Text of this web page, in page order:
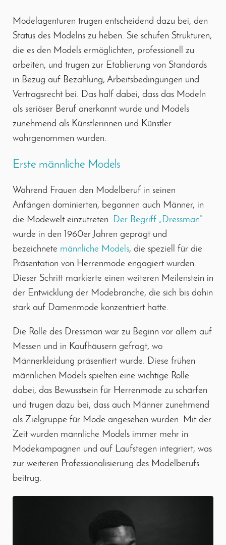
Modelagenturen trugen entscheidend dazu bei, den
Status des Modelns zu heben. Sie schufen Strukturen,
die es den Models ermöglichten, professionell zu
arbeiten, und trugen zur Etablierung von Standards
in Bezug auf Bezahlung, Arbeitsbedingungen und
Vertragsrecht bei. Das half dabei, dass das Modeln
als seriöser Beruf anerkannt wurde und Models
zunehmend als Künstlerinnen und Künstler
wahrgenommen wurden.
Erste männliche Models
Während Frauen den Modelberuf in seinen
Anfängen dominierten, begannen auch Männer, in
die Modewelt einzutreten. Der Begriff „Dressman“
wurde in den 1960er Jahren geprägt und
bezeichnete männliche Models, die speziell für die
Präsentation von Herrenmode engagiert wurden.
Dieser Schritt markierte einen weiteren Meilenstein in
der Entwicklung der Modebranche, die sich bis dahin
stark auf Damenmode konzentriert hatte.
Die Rolle des Dressman war zu Beginn vor allem auf
Messen und in Kaufhäusern gefragt, wo
Männerkleidung präsentiert wurde. Diese frühen
männlichen Models spielten eine wichtige Rolle
dabei, das Bewusstsein für Herrenmode zu schärfen
und trugen dazu bei, dass auch Männer zunehmend
als Zielgruppe für Mode angesehen wurden. Mit der
Zeit wurden männliche Models immer mehr in
Modekampagnen und auf Laufstegen integriert, was
zur weiteren Professionalisierung des Modelberufs
beitrug.